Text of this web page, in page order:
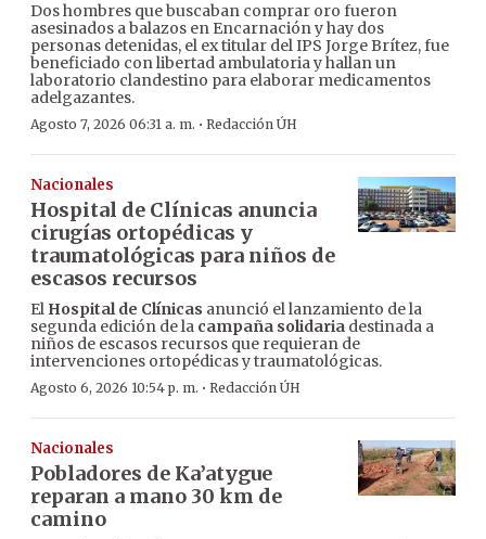
Dos hombres que buscaban comprar oro fueron
asesinados a balazos en Encarnación y hay dos
personas detenidas, el ex titular del IPS Jorge Brítez, fue
beneficiado con libertad ambulatoria y hallan un
laboratorio clandestino para elaborar medicamentos
adelgazantes.
Agosto 7, 2026 06:31 a. m. · Redacción ÚH
Nacionales
Hospital de Clínicas anuncia
cirugías ortopédicas y
traumatológicas para niños de
escasos recursos
El Hospital de Clínicas anunció el lanzamiento de la
segunda edición de la campaña solidaria destinada a
niños de escasos recursos que requieran de
intervenciones ortopédicas y traumatológicas.
Agosto 6, 2026 10:54 p. m. · Redacción ÚH
Nacionales
Pobladores de Ka’atygue
reparan a mano 30 km de
camino